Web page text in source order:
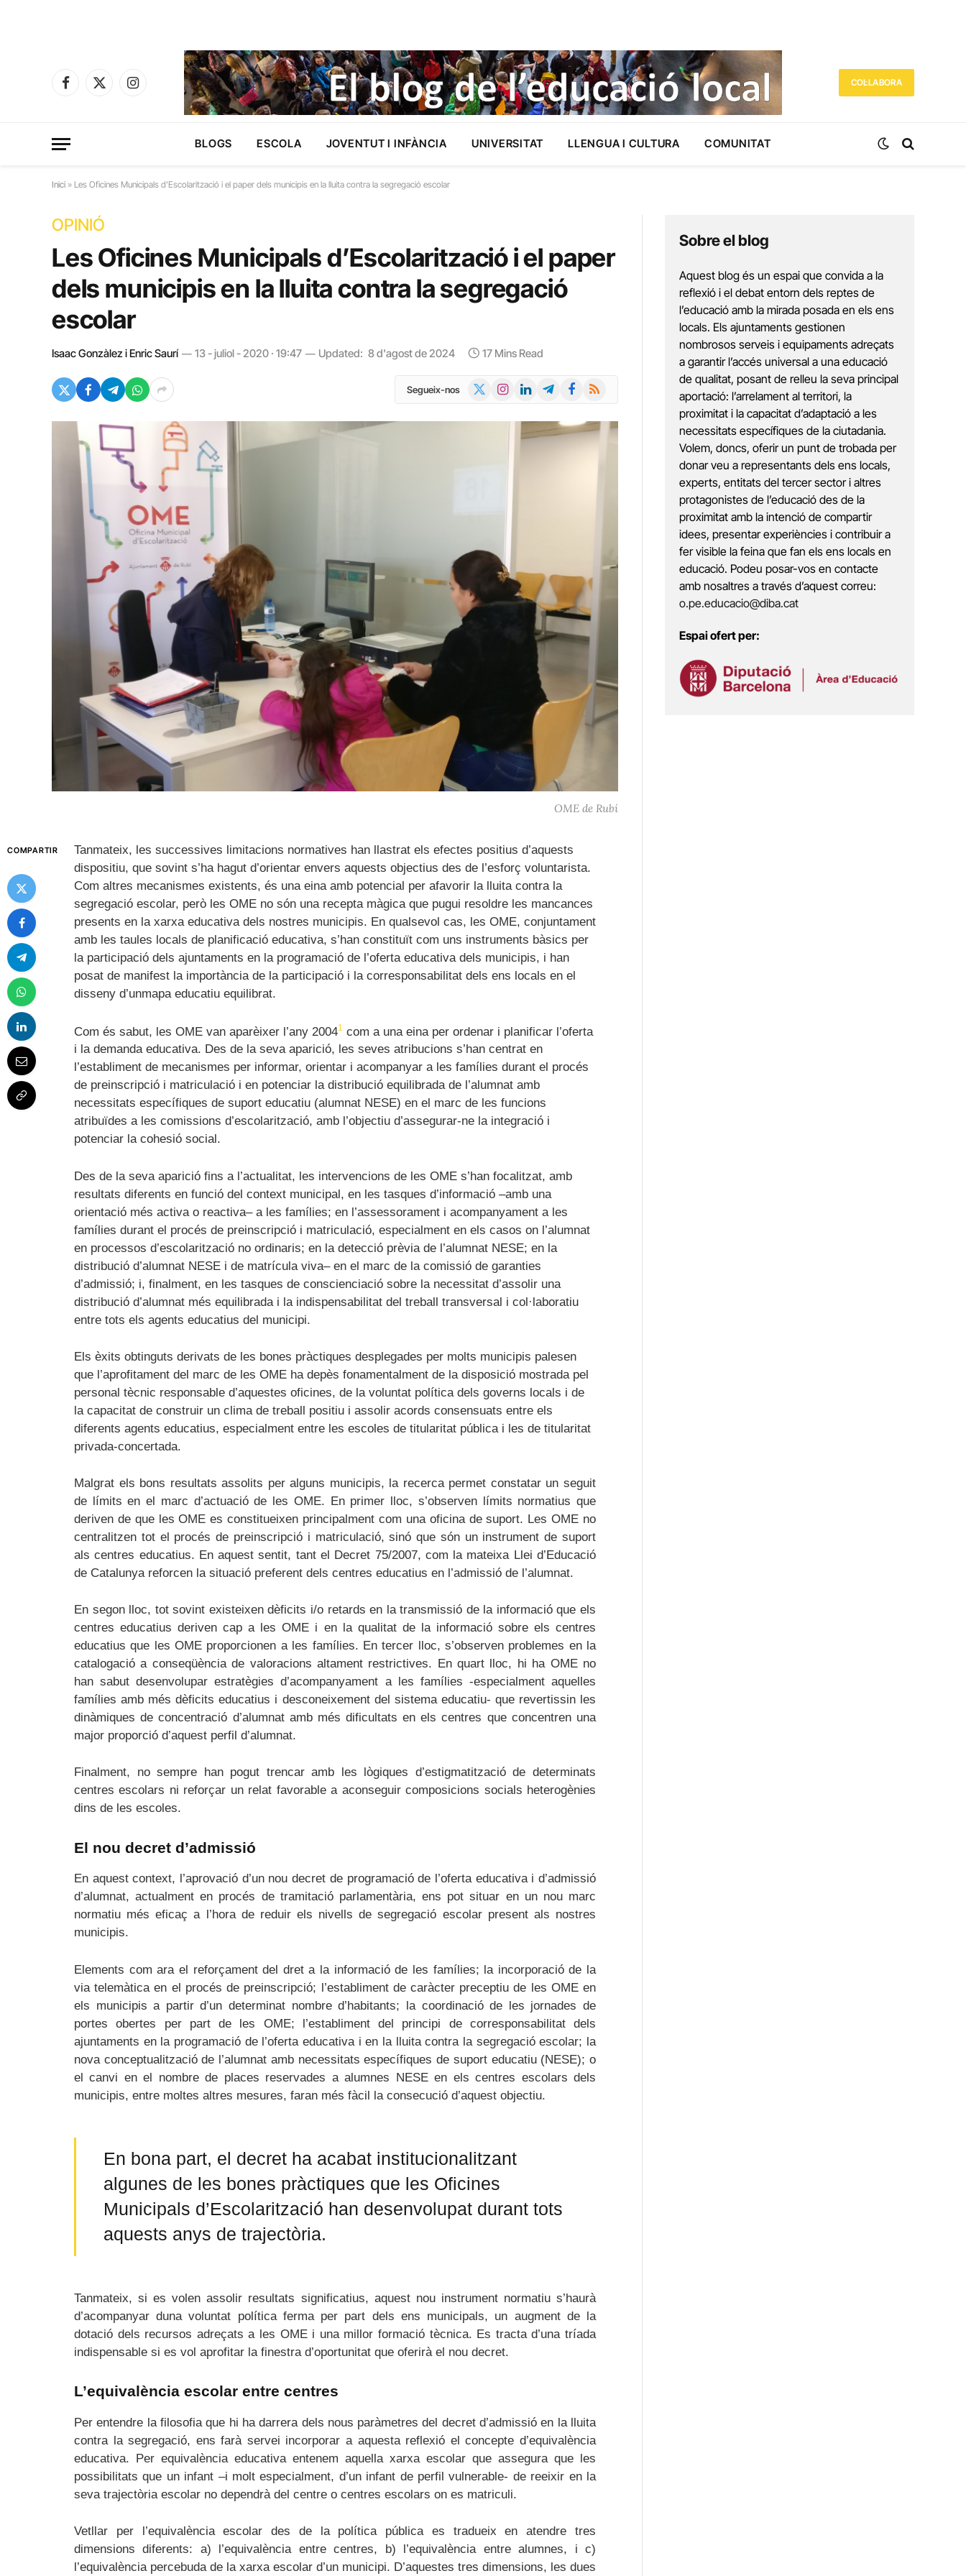
Facebook
X
Instagram
COL·LABORA
BLOGS ESCOLA JOVENTUT I INFÀNCIA UNIVERSITAT LLENGUA I CULTURA COMUNITAT
Inici » Les Oficines Municipals d’Escolarització i el paper dels municipis en la lluita contra la segregació escolar
OPINIÓ
Les Oficines Municipals d’Escolarització i el paper
dels municipis en la lluita contra la segregació
escolar
Isaac Gonzàlez i Enric Saurí 13 - juliol - 2020 · 19:47 Updated: 8 d'agost de 2024 17 Mins Read
Segueix-nos InstagramLinkedInTelegramFacebook
RSS
OME de Rubí
COMPARTIR
Tanmateix, les successives limitacions normatives han llastrat els efectes positius d’aquests
dispositiu, que sovint s’ha hagut d’orientar envers aquests objectius des de l’esforç voluntarista.
Com altres mecanismes existents, és una eina amb potencial per afavorir la lluita contra la
segregació escolar, però les OME no són una recepta màgica que pugui resoldre les mancances
presents en la xarxa educativa dels nostres municipis. En qualsevol cas, les OME, conjuntament
amb les taules locals de planificació educativa, s’han constituït com uns instruments bàsics per
la participació dels ajuntaments en la programació de l’oferta educativa dels municipis, i han
posat de manifest la importància de la participació i la corresponsabilitat dels ens locals en el
disseny d’unmapa educatiu equilibrat.
Com és sabut, les OME van aparèixer l’any 20041 com a una eina per ordenar i planificar l’oferta
i la demanda educativa. Des de la seva aparició, les seves atribucions s’han centrat en
l’establiment de mecanismes per informar, orientar i acompanyar a les famílies durant el procés
de preinscripció i matriculació i en potenciar la distribució equilibrada de l’alumnat amb
necessitats específiques de suport educatiu (alumnat NESE) en el marc de les funcions
atribuïdes a les comissions d’escolarització, amb l’objectiu d’assegurar-ne la integració i
potenciar la cohesió social.
Des de la seva aparició fins a l’actualitat, les intervencions de les OME s’han focalitzat, amb
resultats diferents en funció del context municipal, en les tasques d’informació –amb una
orientació més activa o reactiva– a les famílies; en l’assessorament i acompanyament a les
famílies durant el procés de preinscripció i matriculació, especialment en els casos on l’alumnat
en processos d’escolarització no ordinaris; en la detecció prèvia de l’alumnat NESE; en la
distribució d’alumnat NESE i de matrícula viva– en el marc de la comissió de garanties
d’admissió; i, finalment, en les tasques de conscienciació sobre la necessitat d’assolir una
distribució d’alumnat més equilibrada i la indispensabilitat del treball transversal i col·laboratiu
entre tots els agents educatius del municipi.
Els èxits obtinguts derivats de les bones pràctiques desplegades per molts municipis palesen
que l’aprofitament del marc de les OME ha depès fonamentalment de la disposició mostrada pel
personal tècnic responsable d’aquestes oficines, de la voluntat política dels governs locals i de
la capacitat de construir un clima de treball positiu i assolir acords consensuats entre els
diferents agents educatius, especialment entre les escoles de titularitat pública i les de titularitat
privada-concertada.
Malgrat els bons resultats assolits per alguns municipis, la recerca permet constatar un seguit
de límits en el marc d’actuació de les OME. En primer lloc, s’observen límits normatius que
deriven de que les OME es constitueixen principalment com una oficina de suport. Les OME no
centralitzen tot el procés de preinscripció i matriculació, sinó que són un instrument de suport
als centres educatius. En aquest sentit, tant el Decret 75/2007, com la mateixa Llei d’Educació
de Catalunya reforcen la situació preferent dels centres educatius en l’admissió de l’alumnat.
En segon lloc, tot sovint existeixen dèficits i/o retards en la transmissió de la informació que els
centres educatius deriven cap a les OME i en la qualitat de la informació sobre els centres
educatius que les OME proporcionen a les famílies. En tercer lloc, s’observen problemes en la
catalogació a conseqüència de valoracions altament restrictives. En quart lloc, hi ha OME no
han sabut desenvolupar estratègies d’acompanyament a les famílies -especialment aquelles
famílies amb més dèficits educatius i desconeixement del sistema educatiu- que revertissin les
dinàmiques de concentració d’alumnat amb més dificultats en els centres que concentren una
major proporció d’aquest perfil d’alumnat.
Finalment, no sempre han pogut trencar amb les lògiques d’estigmatització de determinats
centres escolars ni reforçar un relat favorable a aconseguir composicions socials heterogènies
dins de les escoles.
El nou decret d’admissió
En aquest context, l’aprovació d’un nou decret de programació de l’oferta educativa i d’admissió
d’alumnat, actualment en procés de tramitació parlamentària, ens pot situar en un nou marc
normatiu més eficaç a l’hora de reduir els nivells de segregació escolar present als nostres
municipis.
Elements com ara el reforçament del dret a la informació de les famílies; la incorporació de la
via telemàtica en el procés de preinscripció; l’establiment de caràcter preceptiu de les OME en
els municipis a partir d’un determinat nombre d’habitants; la coordinació de les jornades de
portes obertes per part de les OME; l’establiment del principi de corresponsabilitat dels
ajuntaments en la programació de l’oferta educativa i en la lluita contra la segregació escolar; la
nova conceptualització de l’alumnat amb necessitats específiques de suport educatiu (NESE); o
el canvi en el nombre de places reservades a alumnes NESE en els centres escolars dels
municipis, entre moltes altres mesures, faran més fàcil la consecució d’aquest objectiu.
En bona part, el decret ha acabat institucionalitzant
algunes de les bones pràctiques que les Oficines
Municipals d’Escolarització han desenvolupat durant tots
aquests anys de trajectòria.
Tanmateix, si es volen assolir resultats significatius, aquest nou instrument normatiu s’haurà
d’acompanyar duna voluntat política ferma per part dels ens municipals, un augment de la
dotació dels recursos adreçats a les OME i una millor formació tècnica. Es tracta d’una tríada
indispensable si es vol aprofitar la finestra d’oportunitat que oferirà el nou decret.
L’equivalència escolar entre centres
Per entendre la filosofia que hi ha darrera dels nous paràmetres del decret d’admissió en la lluita
contra la segregació, ens farà servei incorporar a aquesta reflexió el concepte d’equivalència
educativa. Per equivalència educativa entenem aquella xarxa escolar que assegura que les
possibilitats que un infant –i molt especialment, d’un infant de perfil vulnerable- de reeixir en la
seva trajectòria escolar no dependrà del centre o centres escolars on es matriculi.
Vetllar per l’equivalència escolar des de la política pública es tradueix en atendre tres
dimensions diferents: a) l’equivalència entre centres, b) l’equivalència entre alumnes, i c)
l’equivalència percebuda de la xarxa escolar d’un municipi. D’aquestes tres dimensions, les dues
Sobre el blog
Aquest blog és un espai que convida a la
reflexió i el debat entorn dels reptes de
l’educació amb la mirada posada en els ens
locals. Els ajuntaments gestionen
nombrosos serveis i equipaments adreçats
a garantir l’accés universal a una educació
de qualitat, posant de relleu la seva principal
aportació: l’arrelament al territori, la
proximitat i la capacitat d’adaptació a les
necessitats específiques de la ciutadania.
Volem, doncs, oferir un punt de trobada per
donar veu a representants dels ens locals,
experts, entitats del tercer sector i altres
protagonistes de l’educació des de la
proximitat amb la intenció de compartir
idees, presentar experiències i contribuir a
fer visible la feina que fan els ens locals en
educació. Podeu posar-vos en contacte
amb nosaltres a través d’aquest correu:
o.pe.educacio@diba.cat
Espai ofert per: